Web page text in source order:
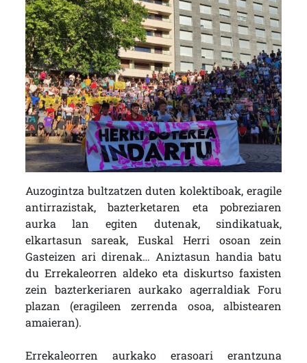
Auzogintza bultzatzen duten kolektiboak, eragile
antirrazistak, bazterketaren eta pobreziaren
aurka lan egiten dutenak, sindikatuak,
elkartasun sareak, Euskal Herri osoan zein
Gasteizen ari direnak… Aniztasun handia batu
du Errekaleorren aldeko eta diskurtso faxisten
zein bazterkeriaren aurkako agerraldiak Foru
plazan (eragileen zerrenda osoa, albistearen
amaieran).
Errekaleorren aurkako erasoari erantzuna